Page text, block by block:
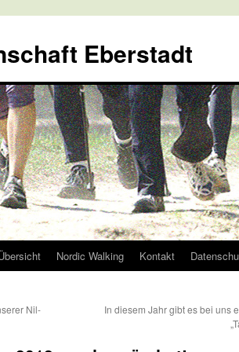
Eberstadt
Nordic Walking Kontakt
Nil-
In diesem Jahr gibt es bei uns